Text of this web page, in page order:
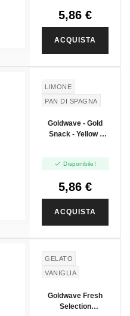
5,86 €
ACQUISTA
LIMONE
PAN DI SPAGNA
Goldwave - Gold
Snack - Yellow -
 Disponibile!
5,86 €
ACQUISTA
GELATO
VANIGLIA
TROPICALI
Goldwave Fresh
Selection